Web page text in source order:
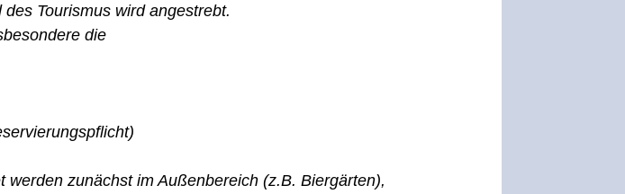
Tourismus wird angestrebt.
die
zunächst im Außenbereich (z.B. Biergärten),